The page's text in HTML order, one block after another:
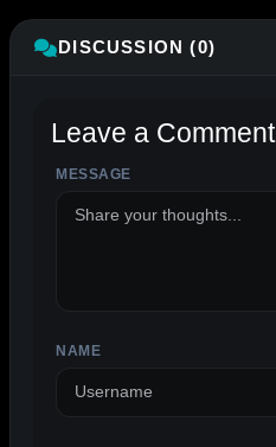
DISCUSSION (0)
Leave a Comment
MESSAGE
NAME
ALTERNATIVE: